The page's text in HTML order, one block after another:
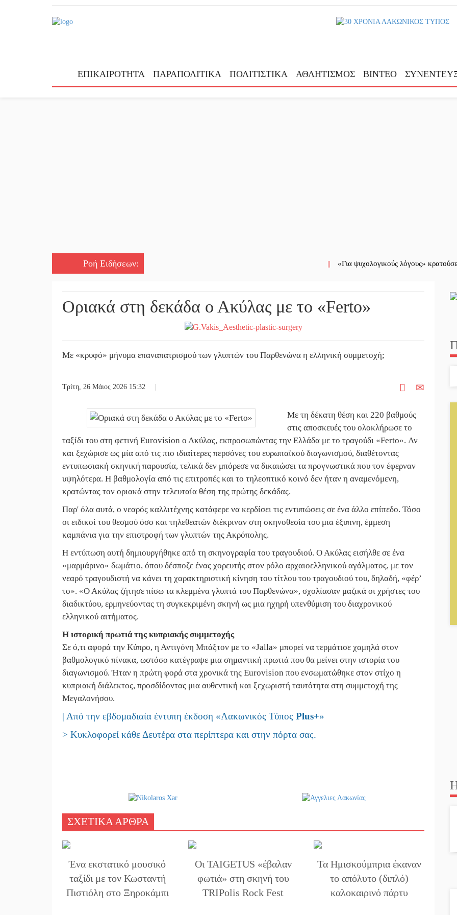
ΕΠΙΚΑΙΡΟΤΗΤΑ ΠΑΡΑΠΟΛΙΤΙΚΑ ΠΟΛΙΤΙΣΤΙΚΑ ΑΘΛΗΤΙΣΜΟΣ ΒΙΝΤΕΟ
Ροή Ειδήσεων: || «Για ψυχολογικούς λόγους»
|| Τα ζάρια παίρνουν «φωτιά» στην
Το τελεφερίκ της Μονεμβασιάς στο
Η Σοχά ετοιμάζεται για ένα
Από Λιβύη είχαν ξεκινήσει οι
Κλήρωσε για τον Αστέρα Βλαχιώτη
|| Εκδηλώσεις του ΚΚΕ Λακωνίας για
Άγρυπνος φρουρός 2 δεκαετιών το
|| ΔΥΠΑ: Επιπλέον 8.000
Οριακά στη δεκάδα ο Ακύλας με το «Ferto»
Με «κρυφό» μήνυμα επαναπατρισμού των γλυπτών του Παρθενώνα η ελληνική συμμετοχή;
Τρίτη, 26 Μάιος 2026 15:32
Με τη δέκατη θέση και 220 βαθμούς
στις αποσκευές του ολοκλήρωσε το
ταξίδι του στη φετινή Eurovision ο Ακύλας, εκπροσωπώντας την Ελλάδα με το τραγούδι «Ferto». Αν
και ξεχώρισε ως μία από τις πιο ιδιαίτερες περσόνες του ευρωπαϊκού διαγωνισμού, διαθέτοντας
εντυπωσιακή σκηνική παρουσία, τελικά δεν μπόρεσε να δικαιώσει τα προγνωστικά που τον έφερναν
υψηλότερα. Η βαθμολογία από τις επιτροπές και το τηλεοπτικό κοινό δεν ήταν η αναμενόμενη,
κρατώντας τον οριακά στην τελευταία θέση της πρώτης δεκάδας.
Παρ' όλα αυτά, ο νεαρός καλλιτέχνης κατάφερε να κερδίσει τις εντυπώσεις σε ένα άλλο επίπεδο. Τόσο
οι ειδικοί του θεσμού όσο και τηλεθεατών διέκριναν στη σκηνοθεσία του μια έξυπνη, έμμεση
καμπάνια για την επιστροφή των γλυπτών της Ακρόπολης.
Η εντύπωση αυτή δημιουργήθηκε από τη σκηνογραφία του τραγουδιού. Ο Ακύλας εισήλθε σε ένα
«μαρμάρινο» δωμάτιο, όπου δέσποζε ένας χορευτής στον ρόλο αρχαιοελληνικού αγάλματος, με τον
νεαρό τραγουδιστή να κάνει τη χαρακτηριστική κίνηση του τίτλου του τραγουδιού του, δηλαδή, «φέρ’
το». «Ο Ακύλας ζήτησε πίσω τα κλεμμένα γλυπτά του Παρθενώνα», σχολίασαν μαζικά οι χρήστες του
διαδικτύου, ερμηνεύοντας τη συγκεκριμένη σκηνή ως μια ηχηρή υπενθύμιση του διαχρονικού
ελληνικού αιτήματος.
Η ιστορική πρωτιά της κυπριακής συμμετοχής
Σε ό,τι αφορά την Κύπρο, η Αντιγόνη Μπάξτον με το «Jalla» μπορεί να τερμάτισε χαμηλά στον
βαθμολογικό πίνακα, ωστόσο κατέγραψε μια σημαντική πρωτιά που θα μείνει στην ιστορία του
διαγωνισμού. Ήταν η πρώτη φορά στα χρονικά της Eurovision που ενσωματώθηκε στον στίχο η
κυπριακή διάλεκτος, προσδίδοντας μια αυθεντική και ξεχωριστή ταυτότητα στη συμμετοχή της
Μεγαλονήσου.
| Από την εβδομαδιαία έντυπη έκδοση «Λακωνικός Τύπος Plus+»
> Κυκλοφορεί κάθε Δευτέρα στα περίπτερα και στην πόρτα σας.
ΣΧΕΤΙΚΑ ΑΡΘΡΑ
Ένα εκστατικό μουσικό
ταξίδι με τον Κωσταντή
Πιστιόλη στο Ξηροκάμπι
Οι TAIGETUS «έβαλαν
φωτιά» στη σκηνή του
TRIPolis Rock Fest
Τα Ημισκούμπρια έκαναν
το απόλυτο (διπλό)
καλοκαιρινό πάρτυ